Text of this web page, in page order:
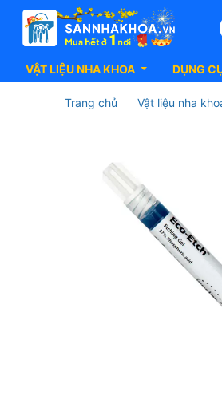
VẬT LIỆU NHA KHOA DỤNG
Trang chủ Vật liệu nha
Gel